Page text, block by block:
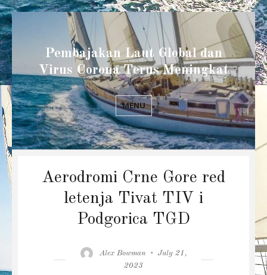
Pembajakan Laut Global dan
Virus Corona Terus Meningkat
MENU
Aerodromi Crne Gore red
letenja Tivat TIV i
Podgorica TGD
Author
Alex Bowman
Posted
July 21,
2023